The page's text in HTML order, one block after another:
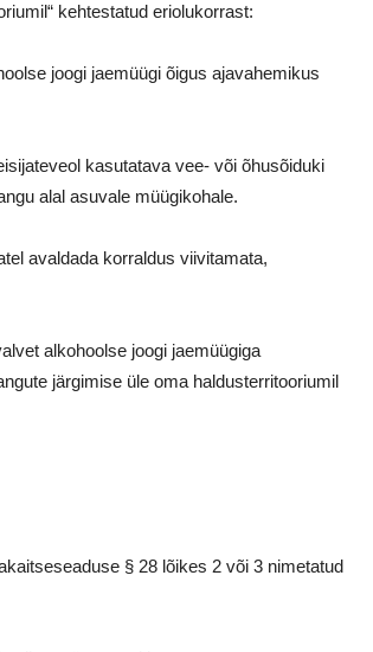
kehtestatud eriolukorrast:
joogi jaemüügi õigus ajavahemikus
kasutatava vee- või õhusõiduki
alal asuvale müügikohale.
avaldada korraldus viivitamata,
alkohoolse joogi jaemüügiga
järgimise üle oma haldusterritooriumil
§ 28 lõikes 2 või 3 nimetatud